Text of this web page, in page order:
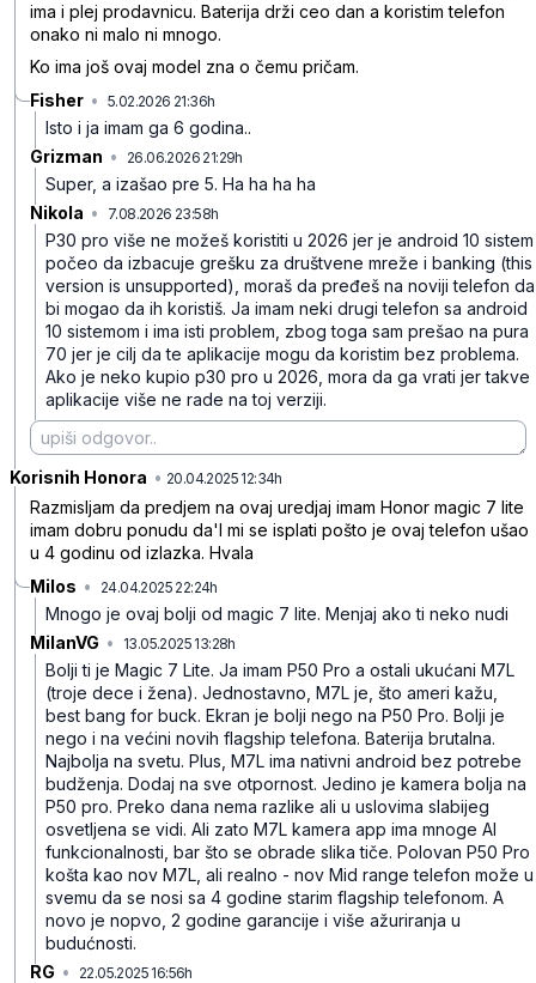
ima i plej prodavnicu. Baterija drži ceo dan a koristim telefon
onako ni malo ni mnogo.
Ko ima još ovaj model zna o čemu pričam.
Fisher • 5.02.2026 21:36h
Isto i ja imam ga 6 godina..
Grizman • 26.06.2026 21:29h
Super, a izašao pre 5. Ha ha ha ha
Nikola • 7.08.2026 23:58h
P30 pro više ne možeš koristiti u 2026 jer je android 10 sistem
počeo da izbacuje grešku za društvene mreže i banking (this
version is unsupported), moraš da pređeš na noviji telefon da
bi mogao da ih koristiš. Ja imam neki drugi telefon sa android
10 sistemom i ima isti problem, zbog toga sam prešao na pura
70 jer je cilj da te aplikacije mogu da koristim bez problema.
Ako je neko kupio p30 pro u 2026, mora da ga vrati jer takve
aplikacije više ne rade na toj verziji.
Korisnih Honora • 20.04.2025 12:34h
Razmisljam da predjem na ovaj uredjaj imam Honor magic 7 lite
imam dobru ponudu da'l mi se isplati pošto je ovaj telefon ušao
u 4 godinu od izlazka. Hvala
Milos • 24.04.2025 22:24h
Mnogo je ovaj bolji od magic 7 lite. Menjaj ako ti neko nudi
MilanVG • 13.05.2025 13:28h
Bolji ti je Magic 7 Lite. Ja imam P50 Pro a ostali ukućani M7L
(troje dece i žena). Jednostavno, M7L je, što ameri kažu,
best bang for buck. Ekran je bolji nego na P50 Pro. Bolji je
nego i na većini novih flagship telefona. Baterija brutalna.
Najbolja na svetu. Plus, M7L ima nativni android bez potrebe
budženja. Dodaj na sve otpornost. Jedino je kamera bolja na
P50 pro. Preko dana nema razlike ali u uslovima slabijeg
osvetljena se vidi. Ali zato M7L kamera app ima mnoge AI
funkcionalnosti, bar što se obrade slika tiče. Polovan P50 Pro
košta kao nov M7L, ali realno - nov Mid range telefon može u
svemu da se nosi sa 4 godine starim flagship telefonom. A
novo je nopvo, 2 godine garancije i više ažuriranja u
budućnosti.
RG • 22.05.2025 16:56h